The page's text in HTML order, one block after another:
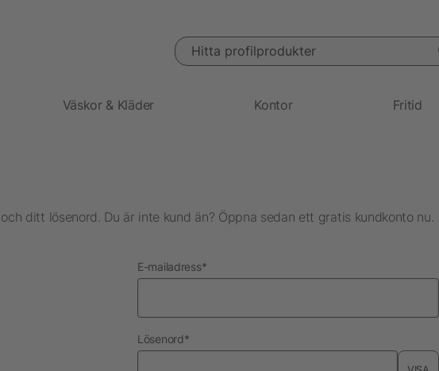
Hitta profilprodukter
Väskor & Kläder Kontor Fritid
ditt lösenord. Du är inte kund än? Öppna sedan ett gratis kundkonto nu.
E-mailadressnödvändig
*
Lösenordnödvändig
*